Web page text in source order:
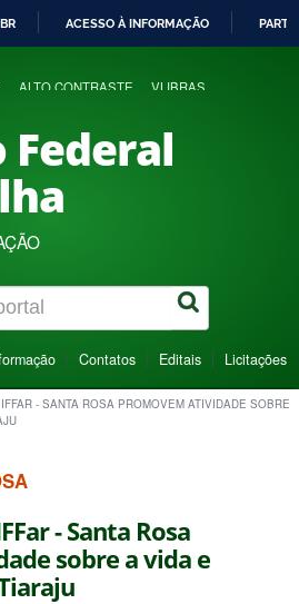
ACESSO À INFORMAÇÃO
ALTO CONTRASTE VLIBRAS
Contatos Editais Licitações
- SANTA ROSA PROMOVEM ATIVIDADE SOBRE
- Santa Rosa
sobre a vida e